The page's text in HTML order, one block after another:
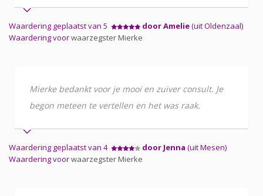
Waardering geplaatst van 5 door Amelie(uit Oldenzaal)
Waardering voorwaarzegster Mierke
Mierke bedankt voor je mooi en zuiver consult. Je
begon meteen te vertellen en het was raak.
Waardering geplaatst van 4 door Jenna (uit Mesen)
Waardering voorwaarzegster Mierke